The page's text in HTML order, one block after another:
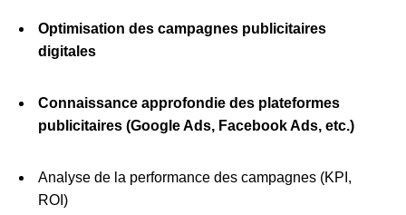
Optimisation des campagnes publicitaires
digitales
Connaissance approfondie des plateformes
publicitaires (Google Ads, Facebook Ads, etc.)
Analyse de la performance des campagnes (KPI,
ROI)